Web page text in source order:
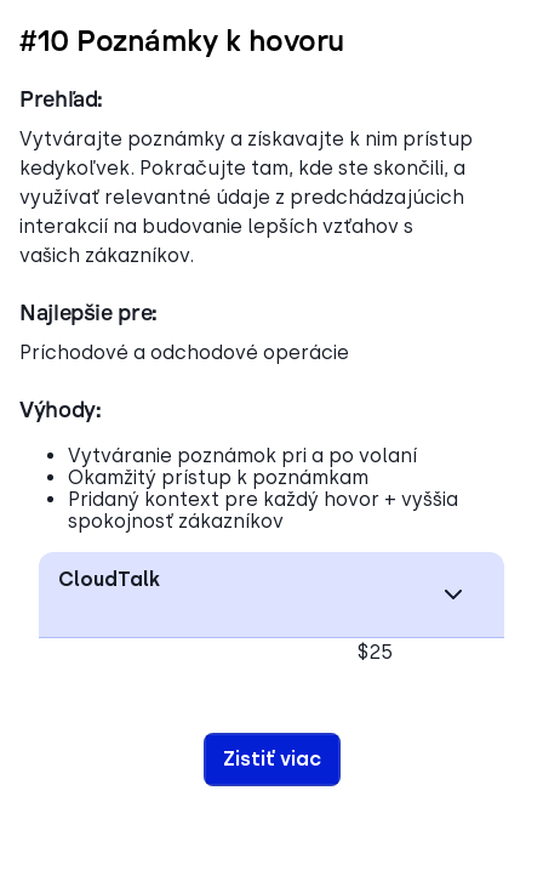
#10 Poznámky k hovoru
Prehľad:
Vytvárajte poznámky a získavajte k nim prístup
kedykoľvek. Pokračujte tam, kde ste skončili, a
využívať relevantné údaje z predchádzajúcich
interakcií na budovanie lepších vzťahov s
vašich zákazníkov.
Najlepšie pre:
Príchodové a odchodové operácie
Výhody:
Vytváranie poznámok pri a po volaní
Okamžitý prístup k poznámkam
Pridaný kontext pre každý hovor + vyššia
spokojnosť zákazníkov
CloudTalk
$25
Zistiť viac